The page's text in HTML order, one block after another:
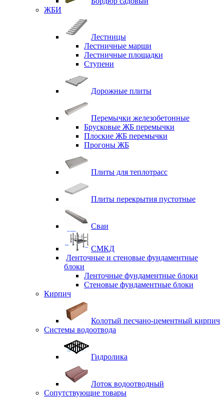
ЖБИ
Лестницы
Лестничные марши
Лестничные площадки
Ступени
Дорожные плиты
Перемычки железобетонные
Брусковые ЖБ перемычки
Плоские ЖБ перемычки
Прогоны ЖБ
Плиты для теплотрасс
Плиты перекрытия пустотные
Сваи
СМКД
Ленточные и стеновые фундаментные
блоки
Ленточные фундаментные блоки
Стеновые фундаментные блоки
Кирпич
Колотый песчано-цементный кирпич
Системы водоотвода
Гидролика
Лоток водоотводный
Сопутствующие товары